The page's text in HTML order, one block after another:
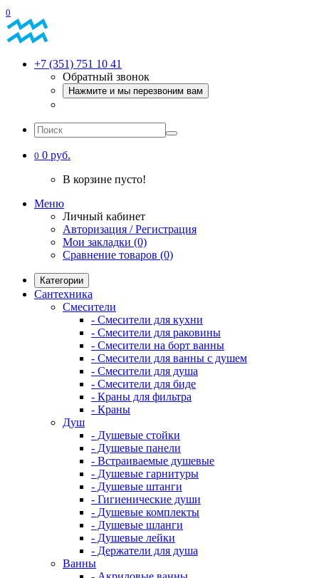
0
+7 (351) 751 10 41
Обратный звонок
Нажмите и мы перезвоним вам
0 0 руб.
В корзине пусто!
Меню
Личный кабинет
Авторизация / Регистрация
Мои закладки (0)
Сравнение товаров (0)
Категории
Сантехника
Смесители
- Смесители для кухни
- Смесители для раковины
- Смесители на борт ванны
- Смесители для ванны с душем
- Смесители для душа
- Смесители для биде
- Краны для фильтра
- Краны
Душ
- Душевые стойки
- Душевые панели
- Встраиваемые душевые
- Душевые гарнитуры
- Душевые штанги
- Гигиенические души
- Душевые комплекты
- Душевые шланги
- Душевые лейки
- Держатели для душа
Ванны